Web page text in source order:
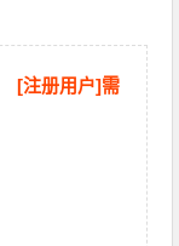
[注册用户]需